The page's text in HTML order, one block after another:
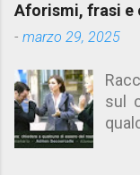
sua
ca.
Aforismi, frasi e
- marzo 29, 2025
sul